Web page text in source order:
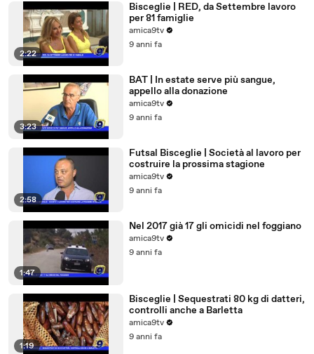
2:22
Bisceglie | RED, da Settembre lavoro
per 81 famiglie
amica9tv
9 anni fa
3:23
BAT | In estate serve più sangue,
appello alla donazione
amica9tv
9 anni fa
2:58
Futsal Bisceglie | Società al lavoro per
costruire la prossima stagione
amica9tv
9 anni fa
1:47
Nel 2017 già 17 gli omicidi nel foggiano
amica9tv
9 anni fa
1:19
Bisceglie | Sequestrati 80 kg di datteri,
controlli anche a Barletta
amica9tv
9 anni fa